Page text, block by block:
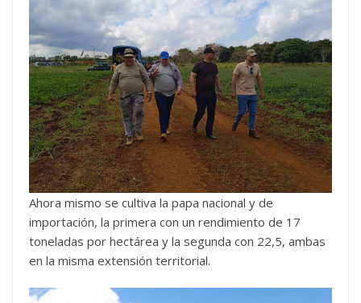
Ahora mismo se cultiva la papa nacional y de
importación, la primera con un rendimiento de 17
toneladas por hectárea y la segunda con 22,5, ambas
en la misma extensión territorial.